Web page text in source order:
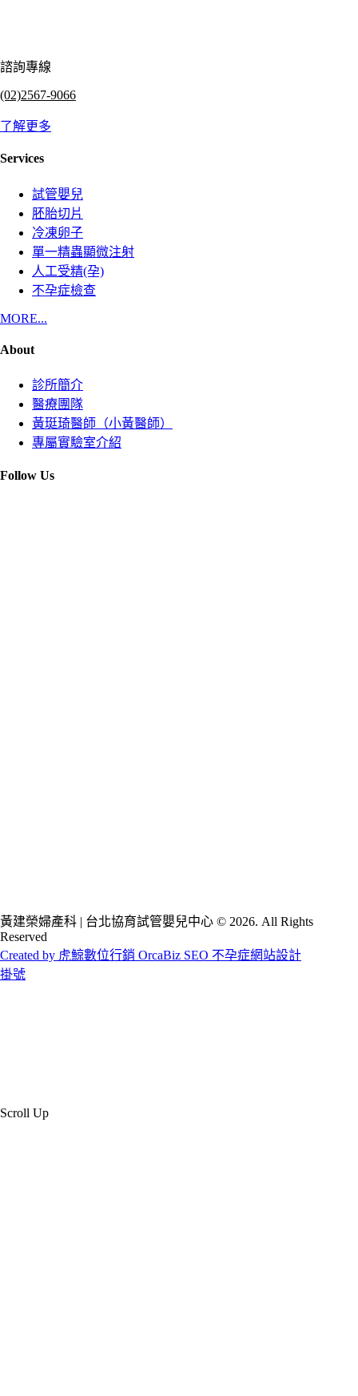
諮詢專線
(02)2567-9066
了解更多
Services
試管嬰兒
胚胎切片
冷凍卵子
單一精蟲顯微注射
人工受精(孕)
不孕症檢查
MORE...
About
診所簡介
醫療團隊
黃珽琦醫師（小黃醫師）
專屬實驗室介紹
Follow Us
黃建榮婦產科 | 台北協育試管嬰兒中心 © 2026. All Rights
Reserved
Created by 虎鯨數位行銷 OrcaBiz SEO 不孕症網站設計
掛號
Scroll Up